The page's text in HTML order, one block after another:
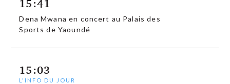
15:41
Dena Mwana en concert au Palais des
Sports de Yaoundé
15:03
L'INFO DU JOUR